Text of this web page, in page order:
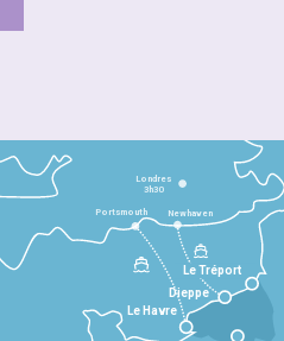
Le Havre
Dieppe
Le Tréport
Londres
3h30
Newhaven
Portsmouth